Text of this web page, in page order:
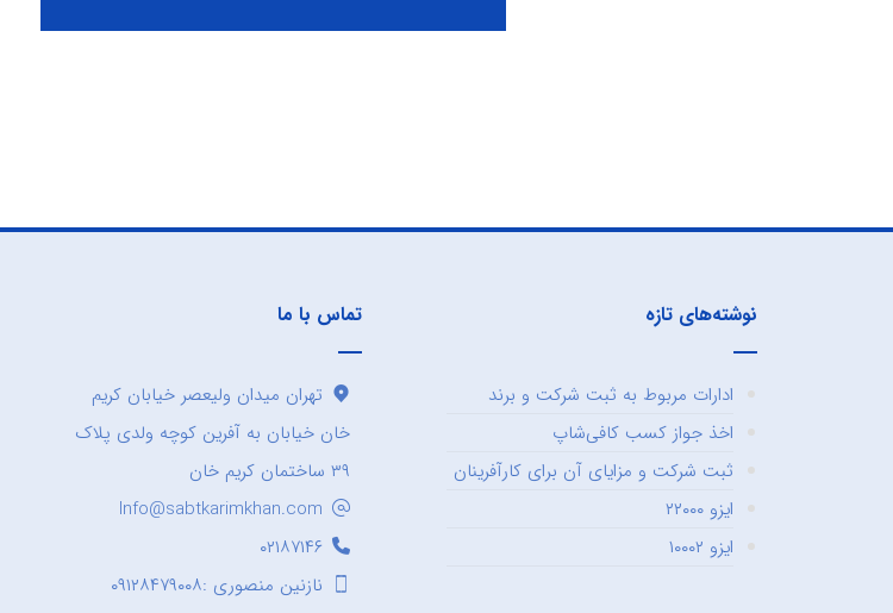
نوشته‌های تازه
ادارات مربوط به ثبت شرکت و برند
اخذ جواز کسب کافی‌شاپ
ثبت شرکت و مزایای آن برای کارآفرینان
ایزو ۲۲۰۰۰
ایزو ۱۰۰۰۲
تماس با ما
تهران میدان ولیعصر خیابان کریم
خان خیابان به آفرین کوچه ولدی پلاک
۳۹ ساختمان کریم خان
Info@sabtkarimkhan.com
۰۲۱۸۷۱۴۶
نازنین منصوری :۰۹۱۲۸۴۷۹۰۰۸